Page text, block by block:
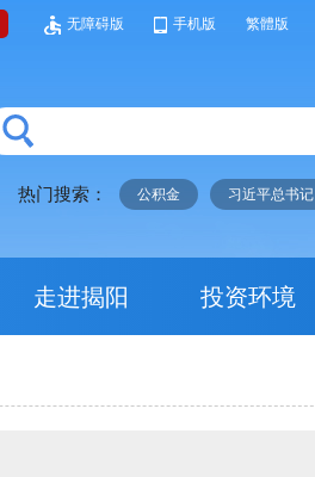
无障碍版 手机版 繁體版
热门搜索： 公积金 习近平总书记
走进揭阳 投资环境